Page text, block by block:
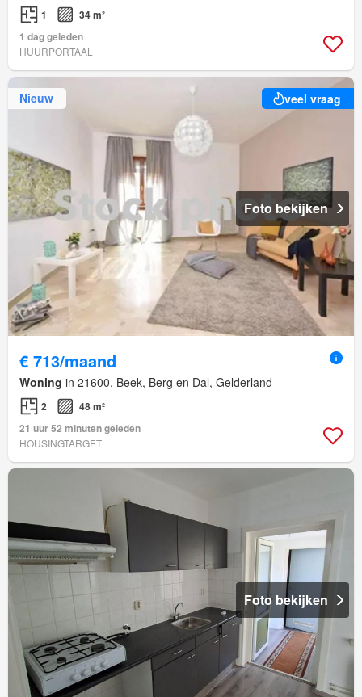
1
34 m²
1 dag geleden
HUURPORTAAL
Nieuw veel vraag
Foto bekijken
€ 713/maand
Woning in 21600, Beek, Berg en Dal, Gelderland
2
48 m²
21 uur 52 minuten geleden
HOUSINGTARGET
Foto bekijken